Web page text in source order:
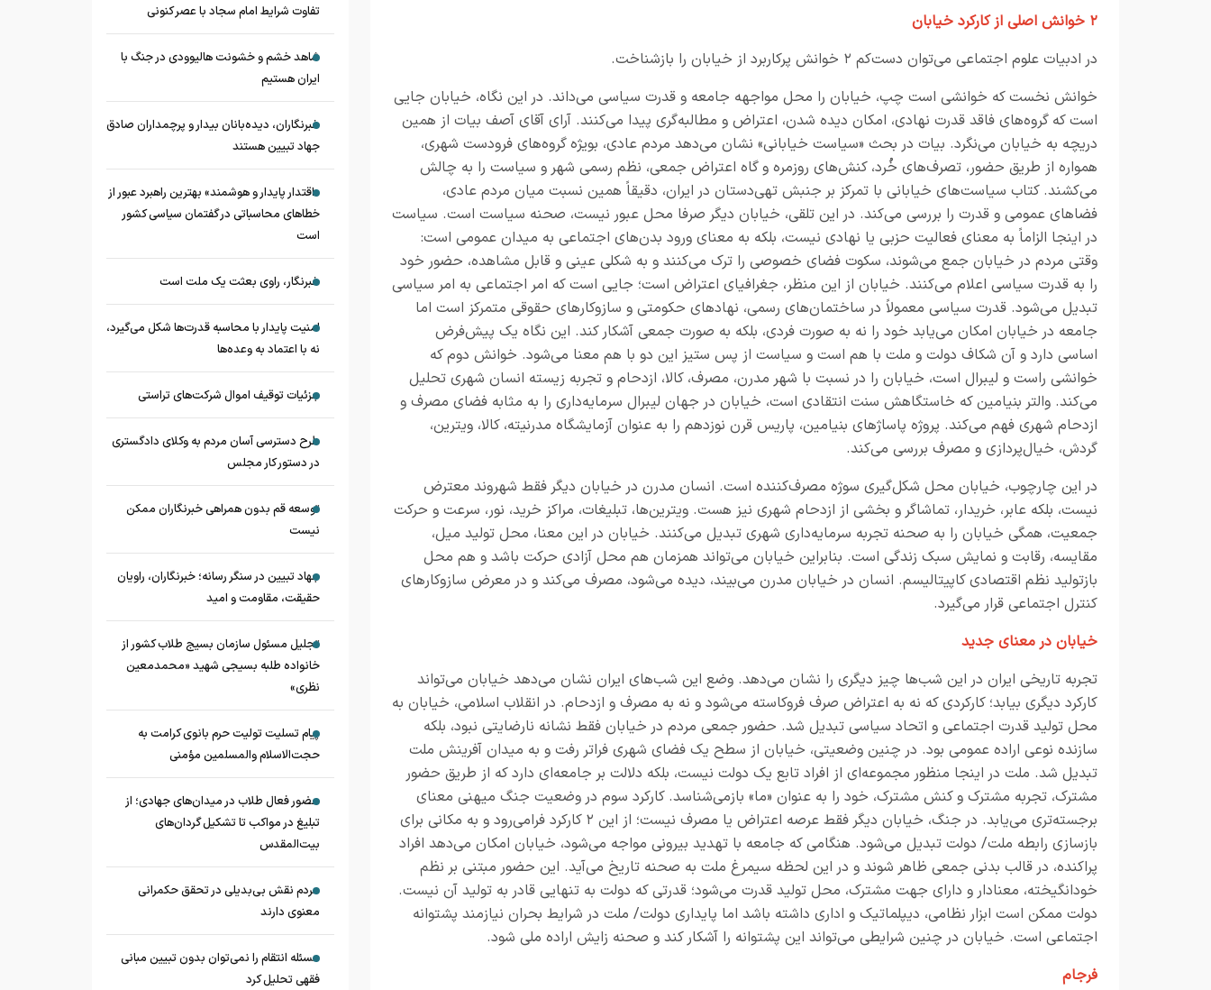
۲ خوانش اصلی از کارکرد خیابان
در ادبیات علوم اجتماعی می‌توان دست‌کم ۲ خوانش پرکاربرد از خیابان را بازشناخت.
خوانش نخست که خوانشی است چپ، خیابان را محل مواجهه جامعه و قدرت سیاسی می‌داند. در این نگاه، خیابان جایی
است که گروه‌های فاقد قدرت نهادی، امکان دیده‌ شدن، اعتراض و مطالبه‌گری پیدا می‌کنند. آرای آقای آصف بیات از همین
دریچه به خیابان می‌نگرد. بیات در بحث «سیاست خیابانی» نشان می‌دهد مردم عادی، بویژه گروه‌های فرودست شهری،
همواره از طریق حضور، تصرف‌های خُرد، کنش‌های روزمره و گاه اعتراض جمعی، نظم رسمی شهر و سیاست را به چالش
می‌کشند. کتاب سیاست‌های خیابانی با تمرکز بر جنبش تهی‌دستان در ایران، دقیقاً همین نسبت میان مردم عادی،
فضاهای عمومی و قدرت را بررسی می‌کند. در این تلقی، خیابان دیگر صرفا محل عبور نیست، صحنه سیاست است. سیاست
در اینجا الزاماً به معنای فعالیت حزبی یا نهادی نیست، بلکه به معنای ورود بدن‌های اجتماعی به میدان عمومی است:
وقتی مردم در خیابان جمع می‌شوند، سکوت فضای خصوصی را ترک می‌کنند و به شکلی عینی و قابل مشاهده، حضور خود
را به قدرت سیاسی اعلام می‌کنند. خیابان از این منظر، جغرافیای اعتراض است؛ جایی است که امر اجتماعی به امر سیاسی
تبدیل می‌شود. قدرت سیاسی معمولاً در ساختمان‌های رسمی، نهادهای حکومتی و سازوکارهای حقوقی متمرکز است اما
جامعه در خیابان امکان می‌یابد خود را نه به صورت فردی، بلکه به صورت جمعی آشکار کند. این نگاه یک پیش‌فرض
اساسی دارد و آن شکاف دولت و ملت با هم است و سیاست از پس ستیز این دو با هم معنا می‌شود. خوانش دوم که
خوانشی راست و لیبرال است، خیابان را در نسبت با شهر مدرن، مصرف، کالا، ازدحام و تجربه زیسته انسان شهری تحلیل
می‌کند. والتر بنیامین که خاستگاهش سنت انتقادی است، خیابان در جهان لیبرال سرمایه‌داری را به مثابه فضای مصرف و
ازدحام شهری فهم می‌کند. پروژه پاساژهای بنیامین، پاریس قرن نوزدهم را به عنوان آزمایشگاه مدرنیته، کالا، ویترین،
گردش، خیال‌پردازی و مصرف بررسی می‌کند.
در این چارچوب، خیابان محل شکل‌گیری سوژه مصرف‌کننده است. انسان مدرن در خیابان دیگر فقط شهروند معترض
نیست، بلکه عابر، خریدار، تماشاگر و بخشی از ازدحام شهری نیز هست. ویترین‌ها، تبلیغات، مراکز خرید، نور، سرعت و حرکت
جمعیت، همگی خیابان را به صحنه تجربه سرمایه‌داری شهری تبدیل می‌کنند. خیابان در این معنا، محل تولید میل،
مقایسه، رقابت و نمایش سبک زندگی است. بنابراین خیابان می‌تواند همزمان هم محل آزادی حرکت باشد و هم محل
بازتولید نظم اقتصادی کاپیتالیسم. انسان در خیابان مدرن می‌بیند، دیده می‌شود، مصرف می‌کند و در معرض سازوکارهای
کنترل اجتماعی قرار می‌گیرد.
خیابان در معنای جدید
تجربه تاریخی ایران در این شب‌ها چیز دیگری را نشان می‌دهد. وضع این شب‌های ایران نشان می‌دهد خیابان می‌تواند
کارکرد دیگری بیابد؛ کارکردی که نه به اعتراض صرف فروکاسته می‌شود و نه به مصرف و ازدحام. در انقلاب اسلامی، خیابان به
محل تولید قدرت اجتماعی و اتحاد سیاسی تبدیل شد. حضور جمعی مردم در خیابان فقط نشانه نارضایتی نبود، بلکه
سازنده نوعی اراده عمومی بود. در چنین وضعیتی، خیابان از سطح یک فضای شهری فراتر رفت و به میدان آفرینش ملت
تبدیل شد. ملت در اینجا منظور مجموعه‌ای از افراد تابع یک دولت نیست، بلکه دلالت بر جامعه‌ای دارد که از طریق حضور
مشترک، تجربه مشترک و کنش مشترک، خود را به عنوان «ما» بازمی‌شناسد. کارکرد سوم در وضعیت جنگ میهنی معنای
برجسته‌تری می‌یابد. در جنگ، خیابان دیگر فقط عرصه اعتراض یا مصرف نیست؛ از این ۲ کارکرد فرامی‌رود و به مکانی برای
بازسازی رابطه ملت/ دولت تبدیل می‌شود. هنگامی که جامعه با تهدید بیرونی مواجه می‌شود، خیابان امکان می‌دهد افراد
پراکنده، در قالب بدنی جمعی ظاهر شوند و در این لحظه سیمرغ ملت به صحنه تاریخ می‌آید. این حضور مبتنی بر نظم
خودانگیخته، معنادار و دارای جهت مشترک، محل تولید قدرت می‌شود؛ قدرتی که دولت به تنهایی قادر به تولید آن نیست.
دولت ممکن است ابزار نظامی، دیپلماتیک و اداری داشته باشد اما پایداری دولت/ ملت در شرایط بحران نیازمند پشتوانه
اجتماعی است. خیابان در چنین شرایطی می‌تواند این پشتوانه را آشکار کند و صحنه زایش اراده ملی شود.
فرجام
تفاوت شرایط امام سجاد با عصر کنونی
شاهد خشم و خشونت هالیوودی در جنگ با
ایران هستیم
خبرنگاران، دیده‌بانان بیدار و پرچمداران صادق
جهاد تبیین هستند
«اقتدار پایدار و هوشمند» بهترین راهبرد عبور از
خطاهای محاسباتی در گفتمان سیاسی کشور
است
خبرنگار، راوی بعثت یک ملت است
امنیت پایدار با محاسبه قدرت‌ها شکل می‌گیرد،
نه با اعتماد به وعده‌ها
جزئیات توقیف اموال شرکت‌های تراستی
طرح دسترسی آسان مردم به وکلای دادگستری
در دستور کار مجلس
توسعه قم بدون همراهی خبرنگاران ممکن
نیست
جهاد تبیین در سنگر رسانه؛ خبرنگاران، راویان
حقیقت، مقاومت و امید
تجلیل مسئول سازمان بسیج طلاب کشور از
خانواده طلبه بسیجی شهید «محمدمعین
نظری»
پیام تسلیت تولیت حرم بانوی کرامت به
حجت‌الاسلام‌ و‌المسلمین مؤمنی
حضور فعال طلاب در میدان‌های جهادی؛ از
تبلیغ در مواکب تا تشکیل گردان‌های
بیت‌المقدس
مردم نقش بی‌بدیلی در تحقق حکمرانی
معنوی دارند
مسئله انتقام را نمی‌توان بدون تبیین مبانی
فقهی تحلیل کرد